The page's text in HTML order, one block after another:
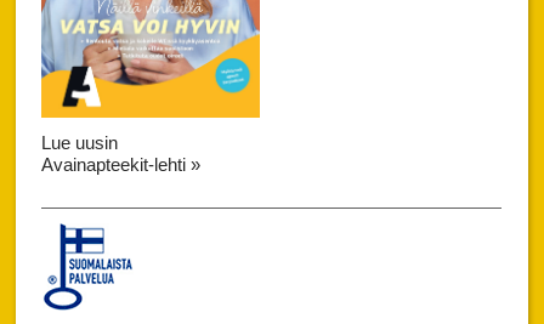
Lue uusin
Avainapteekit-lehti »